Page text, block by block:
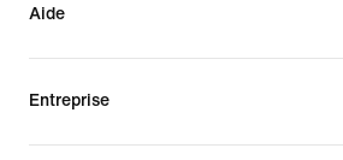
Aide
Entreprise